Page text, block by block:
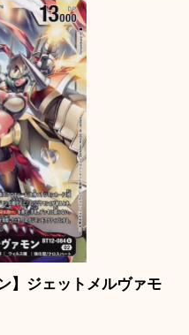
】ジェットメルヴァモ